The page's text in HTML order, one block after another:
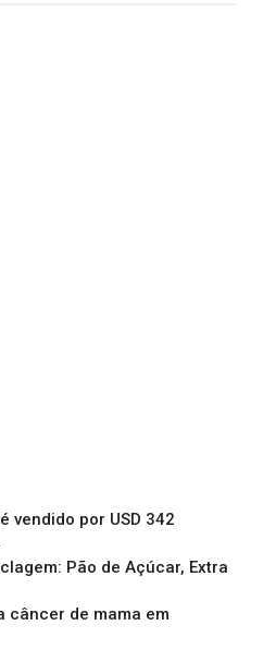
vendido por USD 342
Pão de Açúcar, Extra
câncer de mama em